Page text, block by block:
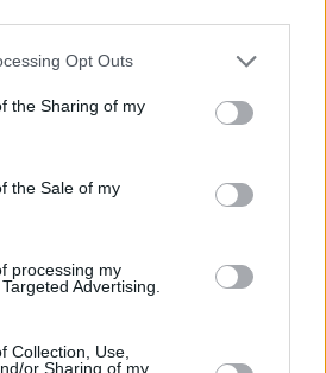
Opt Outs
the Sharing of my
the Sale of my
processing my
Advertising.
Collection, Use,
or Sharing of my
con la funzione di Security di
di meticolosa ricerca sulle fonti web,
Polizia Postale delle
con il Coordinamento della Procura
del G.I.P. del Tribunale di Roma,
alcuni soggetti coinvolti nella
delle risorse illecitamente